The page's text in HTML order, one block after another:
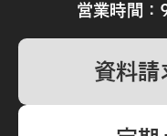
営業時間
資料請